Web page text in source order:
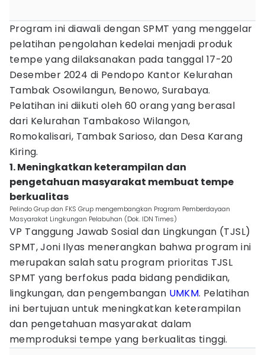
Program ini diawali dengan SPMT yang menggelar
pelatihan pengolahan kedelai menjadi produk
tempe yang dilaksanakan pada tanggal 17-20
Desember 2024 di Pendopo Kantor Kelurahan
Tambak Osowilangun, Benowo, Surabaya.
Pelatihan ini diikuti oleh 60 orang yang berasal
dari Kelurahan Tambakoso Wilangon,
Romokalisari, Tambak Sarioso, dan Desa Karang
Kiring.
1. Meningkatkan keterampilan dan
pengetahuan masyarakat membuat tempe
berkualitas
Pelindo Grup dan FKS Grup mengembangkan Program Pemberdayaan
Masyarakat Lingkungan Pelabuhan (Dok. IDN Times)
VP Tanggung Jawab Sosial dan Lingkungan (TJSL)
SPMT, Joni Ilyas menerangkan bahwa program ini
merupakan salah satu program prioritas TJSL
SPMT yang berfokus pada bidang pendidikan,
lingkungan, dan pengembangan UMKM. Pelatihan
ini bertujuan untuk meningkatkan keterampilan
dan pengetahuan masyarakat dalam
memproduksi tempe yang berkualitas tinggi.